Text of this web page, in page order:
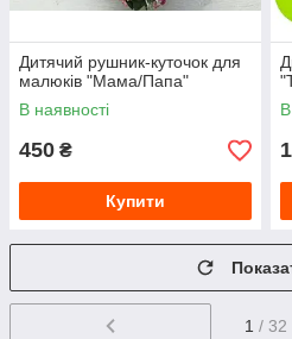
Дитячий рушник-куточок для
малюків "Мама/Папа"
В наявності
450 ₴
Купити
1 / 32